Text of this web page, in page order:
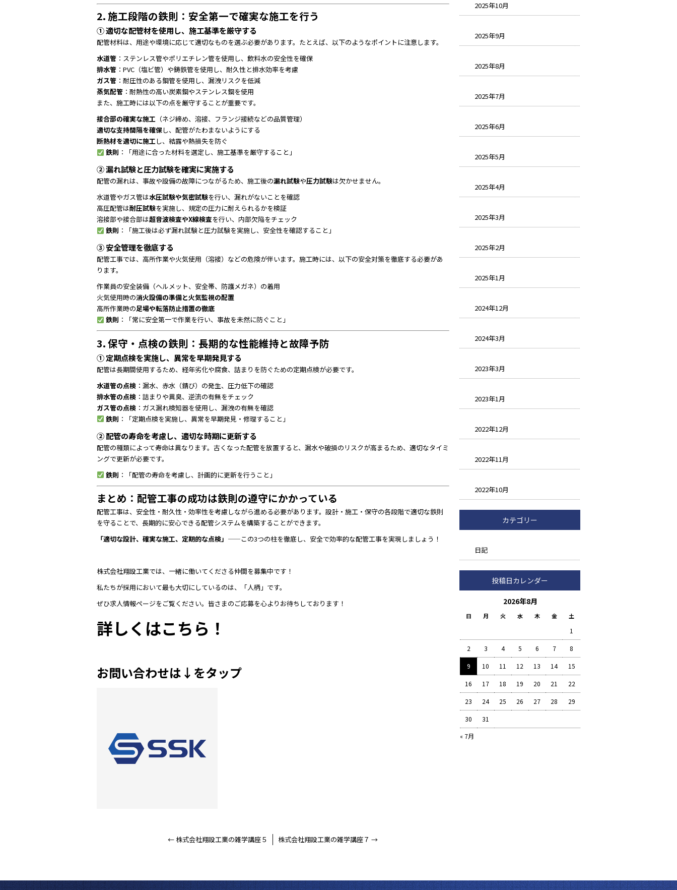
2. 施工段階の鉄則：安全第一で確実な施工を行う
① 適切な配管材を使用し、施工基準を厳守する
配管材料は、用途や環境に応じて適切なものを選ぶ必要があります。たとえば、以下のようなポイントに注意します。
水道管 ：ステンレス管やポリエチレン管を使用し、飲料水の安全性を確保
排水管 ：PVC（塩ビ管）や鋳鉄管を使用し、耐久性と排水効率を考慮
ガス管 ：耐圧性のある鋼管を使用し、漏洩リスクを低減
蒸気配管 ：耐熱性の高い炭素鋼やステンレス鋼を使用
また、施工時には以下の点を厳守することが重要です。
接合部の確実な施工 （ネジ締め、溶接、フランジ接続などの品質管理）
適切な支持間隔を確保し、配管がたわまないようにする
断熱材を適切に施工し、結露や熱損失を防ぐ
鉄則 ：「用途に合った材料を選定し、施工基準を厳守すること」
② 漏れ試験と圧力試験を確実に実施する
配管の漏れは、事故や設備の故障につながるため、施工後の漏れ試験や圧力試験は欠かせません。
水道管やガス管は水圧試験や気密試験を行い、漏れがないことを確認
高圧配管は耐圧試験を実施し、規定の圧力に耐えられるかを検証
溶接部や接合部は超音波検査やX線検査を行い、内部欠陥をチェック
鉄則 ：「施工後は必ず漏れ試験と圧力試験を実施し、安全性を確認すること」
③ 安全管理を徹底する
配管工事では、高所作業や火気使用（溶接）などの危険が伴います。施工時には、以下の安全対策を徹底する必要があ
ります。
作業員の安全装備（ヘルメット、安全帯、防護メガネ）の着用
火気使用時の消火設備の準備と火気監視の配置
高所作業時の足場や転落防止措置の徹底
鉄則 ：「常に安全第一で作業を行い、事故を未然に防ぐこと」
3. 保守・点検の鉄則：長期的な性能維持と故障予防
① 定期点検を実施し、異常を早期発見する
配管は長期間使用するため、経年劣化や腐食、詰まりを防ぐための定期点検が必要です。
水道管の点検 ：漏水、赤水（錆び）の発生、圧力低下の確認
排水管の点検 ：詰まりや異臭、逆流の有無をチェック
ガス管の点検 ：ガス漏れ検知器を使用し、漏洩の有無を確認
鉄則 ：「定期点検を実施し、異常を早期発見・修理すること」
② 配管の寿命を考慮し、適切な時期に更新する
配管の種類によって寿命は異なります。古くなった配管を放置すると、漏水や破損のリスクが高まるため、適切なタイミ
ングで更新が必要です。
鉄則 ：「配管の寿命を考慮し、計画的に更新を行うこと」
まとめ：配管工事の成功は鉄則の遵守にかかっている
配管工事は、安全性・耐久性・効率性を考慮しながら進める必要があります。設計・施工・保守の各段階で適切な鉄則
を守ることで、長期的に安心できる配管システムを構築することができます。
「適切な設計、確実な施工、定期的な点検」 ——この3つの柱を徹底し、安全で効率的な配管工事を実現しましょう！
株式会社翔設工業では、一緒に働いてくださる仲間を募集中です！
私たちが採用において最も大切にしているのは、「人柄」です。
ぜひ求人情報ページをご覧ください。皆さまのご応募を心よりお待ちしております！
詳しくはこちら！
お問い合わせは↓をタップ
← 株式会社翔設工業の雑学講座５ 株式会社翔設工業の雑学講座７ →
2025年10月
2025年9月
2025年8月
2025年7月
2025年6月
2025年5月
2025年4月
2025年3月
2025年2月
2025年1月
2024年12月
2024年3月
2023年3月
2023年1月
2022年12月
2022年11月
2022年10月
カテゴリー
日記
投稿日カレンダー
2026年8月
日 月 火 水 木 金 土
« 7月
1
2 3 4 5 6 7 8
9 10 11 12 13 14 15
16 17 18 19 20 21 22
23 24 25 26 27 28 29
30 31